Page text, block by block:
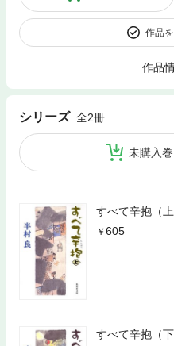
作品
作品
シリーズ 全2冊
未購入
すべて辛抱（上
605
すべて辛抱（下